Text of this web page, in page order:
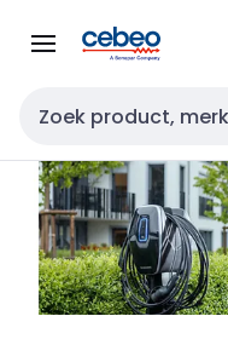
naar
naar
Zoekveld invoer